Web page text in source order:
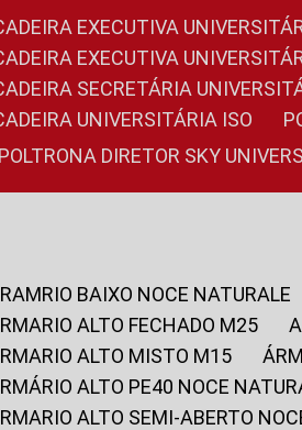
CADEIRA EXECUTIVA
CADEIRA EXECUTIVA
CADEIRA SECRETÁRIA
CADEIRA UNIVERSITÁRIA ISO
POLTRONA DIRETOR SKY
ARAMRIO BAIXO NOCE NATURALE
ARMARIO ALTO FECHADO M25
ÁRMARIO ALTO MISTO M15
ARMÁRIO ALTO PE40 NOCE
ARMARIO ALTO SEMI-ABERTO